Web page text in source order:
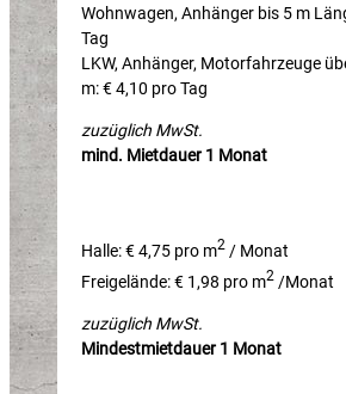
Wohnwagen, Anhänger bis 5 m
Tag
LKW, Anhänger, Motorfahrzeuge
m: € 4,10 pro Tag
zuzüglich MwSt.
mind. Mietdauer 1 Monat
Halle: € 4,75 pro m2 / Monat
Freigelände: € 1,98 pro m2 /Monat
zuzüglich MwSt.
Mindestmietdauer 1 Monat